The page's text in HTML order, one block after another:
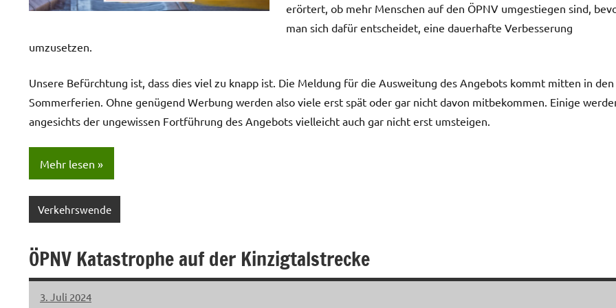
erörtert, ob mehr Menschen auf den ÖPNV umgestiegen sind,
man sich dafür entscheidet, eine dauerhafte Verbesserung
umzusetzen.
Unsere Befürchtung ist, dass dies viel zu knapp ist. Die Meldung für die Ausweitung des Angebots kommt mitten in den
Sommerferien. Ohne genügend Werbung werden also viele erst spät oder gar nicht davon mitbekommen. Einige
angesichts der ungewissen Fortführung des Angebots vielleicht auch gar nicht erst umsteigen.
Mehr lesen
Verkehrswende
ÖPNV Katastrophe auf der Kinzigtalstrecke
3. Juli 2024